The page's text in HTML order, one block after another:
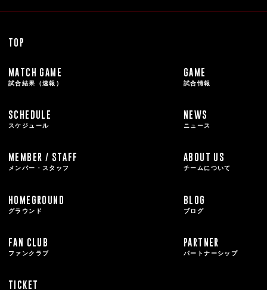
TOP
MATCH GAME
試合結果（速報）
GAME
試合情報
SCHEDULE
スケジュール
NEWS
ニュース
MEMBER / STAFF
メンバー・スタッフ
ABOUT US
チームについて
HOMEGROUND
グラウンド
BLOG
ブログ
FAN CLUB
ファンクラブ
PARTNER
パートナーシップ
TICKET